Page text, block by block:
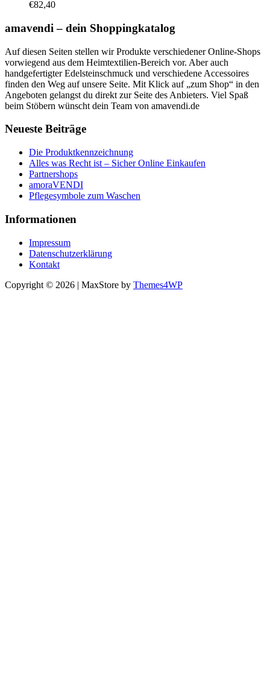
€82,40
amavendi – dein Shoppingkatalog
Auf diesen Seiten stellen wir Produkte verschiedener Online-Shops
vorwiegend aus dem Heimtextilien-Bereich vor. Aber auch
handgefertigter Edelsteinschmuck und verschiedene Accessoires
finden den Weg auf unsere Seite. Mit Klick auf „zum Shop“ in den
Angeboten gelangst du direkt zur Seite des Anbieters. Viel Spaß
beim Stöbern wünscht dein Team von amavendi.de
Neueste Beiträge
Die Produktkennzeichnung
Alles was Recht ist – Sicher Online Einkaufen
Partnershops
amoraVENDI
Pflegesymbole zum Waschen
Informationen
Impressum
Datenschutzerklärung
Kontakt
Copyright © 2026 | MaxStore by Themes4WP